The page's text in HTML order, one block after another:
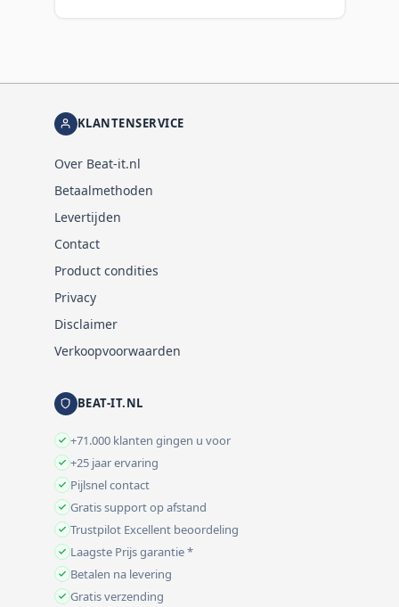
KLANTENSERVICE
Over Beat-it.nl
Betaalmethoden
Levertijden
Contact
Product condities
Privacy
Disclaimer
Verkoopvoorwaarden
BEAT-IT.NL
+71.000 klanten gingen u voor
+25 jaar ervaring
Pijlsnel contact
Gratis support op afstand
Trustpilot Excellent beoordeling
Laagste Prijs garantie *
Betalen na levering
Gratis verzending